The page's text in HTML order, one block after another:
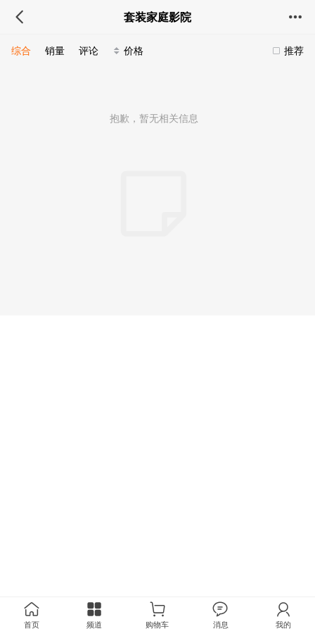
套装家庭影院
推荐
综合 销量 评论 价格
抱歉，暂无相关信息
首页 频道 购物车 消息 我的